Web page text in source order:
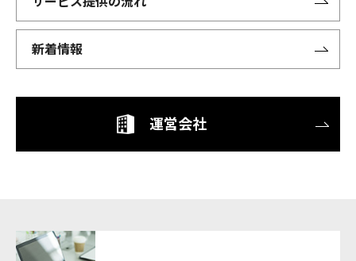
新着情報
運営会社